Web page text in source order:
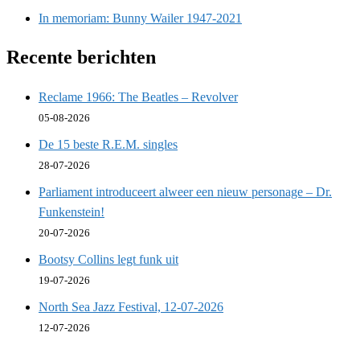
In memoriam: Bunny Wailer 1947-2021
Recente berichten
Reclame 1966: The Beatles – Revolver
05-08-2026
De 15 beste R.E.M. singles
28-07-2026
Parliament introduceert alweer een nieuw personage – Dr.
Funkenstein!
20-07-2026
Bootsy Collins legt funk uit
19-07-2026
North Sea Jazz Festival, 12-07-2026
12-07-2026